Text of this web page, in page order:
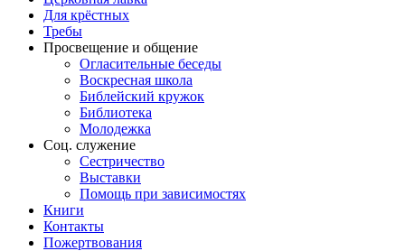
Для крёстных
Требы
Просвещение и общение
Огласительные беседы
Воскресная школа
Библейский кружок
Библиотека
Молодежка
Соц. служение
Сестричество
Выставки
Помощь при зависимостях
Книги
Контакты
Пожертвования